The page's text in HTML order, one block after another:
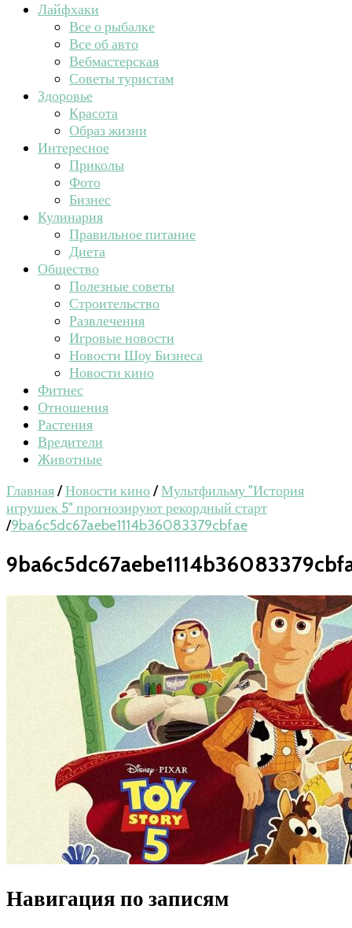
Лайфхаки
Все о рыбалке
Все об авто
Вебмастерская
Советы туристам
Здоровье
Красота
Образ жизни
Интересное
Приколы
Фото
Бизнес
Кулинария
Правильное питание
Диета
Общество
Полезные советы
Строительство
Развлечения
Игровые новости
Новости Шоу Бизнеса
Новости кино
Фитнес
Отношения
Растения
Вредители
Животные
Главная/Новости кино/Мультфильму "История
игрушек 5" прогнозируют рекордный старт
/9ba6c5dc67aebe1114b36083379cbfae
Навигация по записям